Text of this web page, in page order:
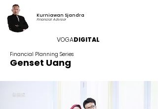
VOGADIGITAL
Kurniawan Sjandra
Financial Advisor
Financial Planning Series
Genset Uang